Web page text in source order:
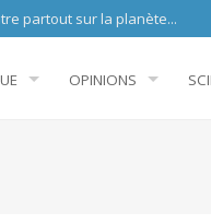
la planète...
OPINIONS